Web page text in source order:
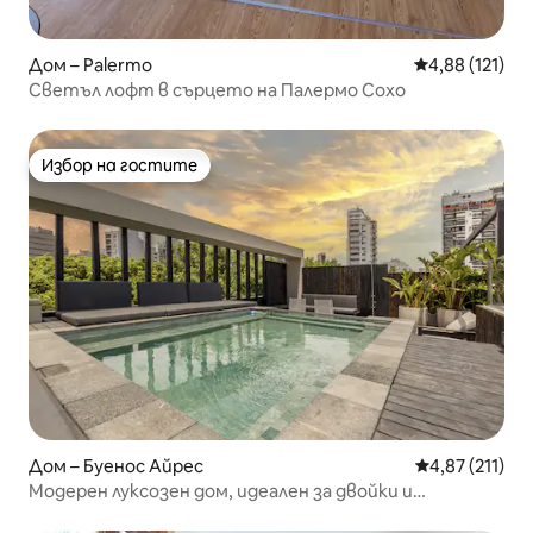
Дом – Palermo Средна
4,88 (121)
Светъл лофт в сърцето на Палермо Сохо
Избор на гостите
Избор на гостите
Дом – Буенос Айрес Средна
4,87 (211)
Модерен луксозен дом, идеален за двойки и